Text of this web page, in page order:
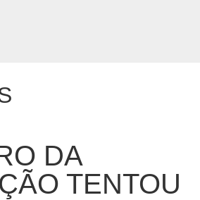
DA
TENTOU